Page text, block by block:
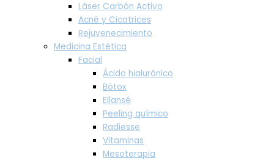
Láser Carbón Activo
Acné y Cicatrices
Rejuvenecimiento
Medicina Estética
Facial
Ácido hialurónico
Bótox
Ellansé
Peeling químico
Radiesse
Vitaminas
Mesoterapia